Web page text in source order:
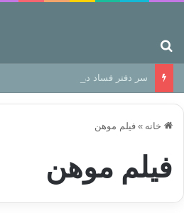
سر دفتر فساد در زمین‌، دوری
خانه » فیلم موهن
فیلم موهن